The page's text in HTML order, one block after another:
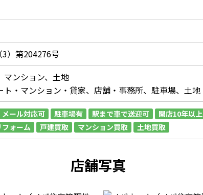
）第204276号
マンション、土地
ト・マンション・貸家、店舗・事務所、駐車場、土地
メール対応可 駐車場有 駅まで車で送迎可 開店10年以上
フォーム 戸建買取 マンション買取 土地買取
店舗写真